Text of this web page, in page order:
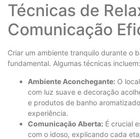
Técnicas de
Comunicação
Criar um ambiente tranquilo durante o
fundamental. Algumas técnicas incluem:
Ambiente Aconchegante: O
com luz suave e decoração
e produtos de banho
experiência.
Comunicação Aberta: É crucial
com o idoso, explicando cada